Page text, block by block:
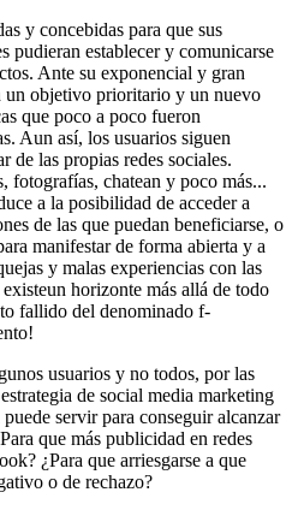
y concebidas para que sus
pudieran establecer y comunicarse
Ante su exponencial y gran
un objetivo prioritario y un nuevo
que poco a poco fueron
Aun así, los usuarios siguen
de las propias redes sociales.
fotografías, chatean y poco más...
a la posibilidad de acceder a
de las que puedan beneficiarse, o
manifestar de forma abierta y a
y malas experiencias con las
horizonte más allá de todo
fallido del denominado f-
usuarios y no todos, por las
de social media marketing
servir para conseguir alcanzar
que más publicidad en redes
¿Para que arriesgarse a que
o de rechazo?